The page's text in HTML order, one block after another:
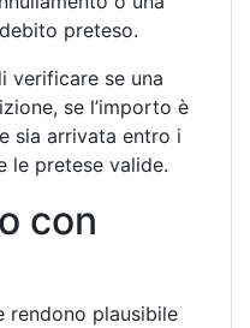
preteso.
verificare se una
se l’importo è
sia arrivata entro i
le pretese valide.
con
rendono plausibile